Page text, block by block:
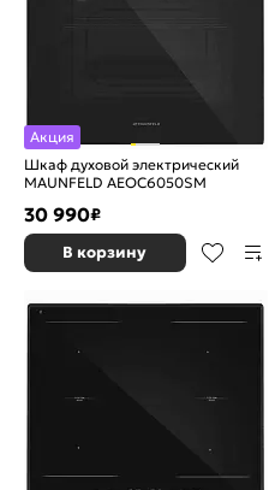
Акция
Шкаф духовой электрический
MAUNFELD AEOC6050SM
30 990₽
В корзину